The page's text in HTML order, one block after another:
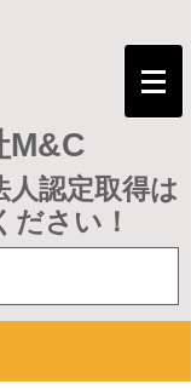
M&C
人認定取得は
ださい！